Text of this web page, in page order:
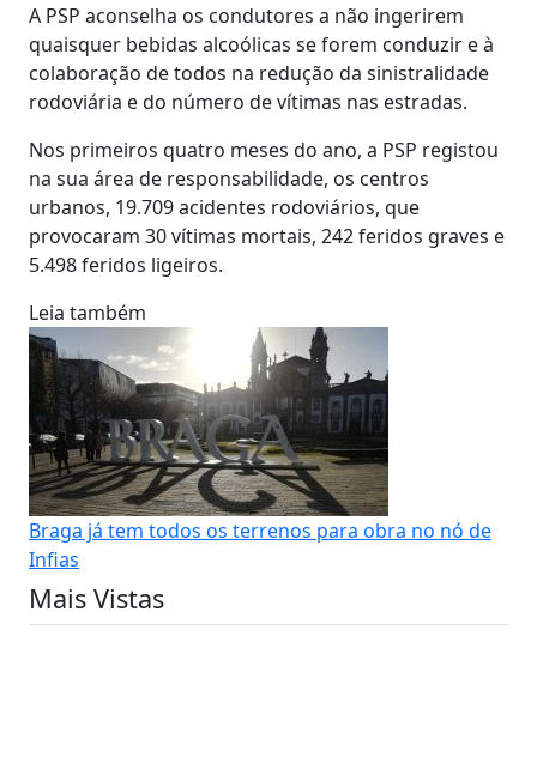
A PSP aconselha os condutores a não ingerirem
quaisquer bebidas alcoólicas se forem conduzir e à
colaboração de todos na redução da sinistralidade
rodoviária e do número de vítimas nas estradas.
Nos primeiros quatro meses do ano, a PSP registou
na sua área de responsabilidade, os centros
urbanos, 19.709 acidentes rodoviários, que
provocaram 30 vítimas mortais, 242 feridos graves e
5.498 feridos ligeiros.
Leia também
Braga já tem todos os terrenos para obra no nó de
Infias
Mais Vistas